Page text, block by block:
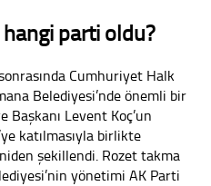
parti oldu?
Cumhuriyet Halk
Belediyesi’nde önemli bir
Başkanı Levent Koç’un
katılmasıyla birlikte
şekillendi. Rozet takma
yönetimi AK Parti